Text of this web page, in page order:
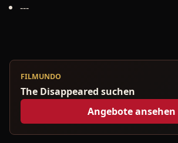
---
FILMUNDO
The Disappeared suchen
Angebote ansehen